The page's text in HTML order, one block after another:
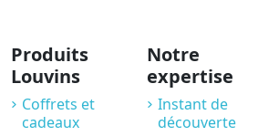
Produits
Louvins
Coffrets et
cadeaux
Notre
expertise
Instant de
découverte